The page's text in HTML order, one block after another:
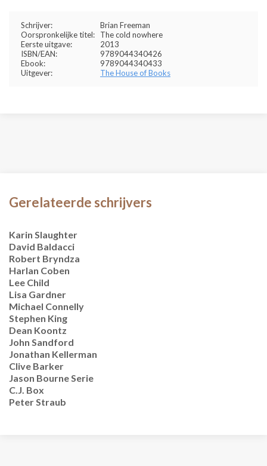
Schrijver:
Brian Freeman
Oorspronkelijke titel:
The cold nowhere
Eerste uitgave:
2013
ISBN/EAN:
9789044340426
Ebook:
9789044340433
Uitgever:
The House of Books
Gerelateerde schrijvers
Karin Slaughter
David Baldacci
Robert Bryndza
Harlan Coben
Lee Child
Lisa Gardner
Michael Connelly
Stephen King
Dean Koontz
John Sandford
Jonathan Kellerman
Clive Barker
Jason Bourne Serie
C.J. Box
Peter Straub